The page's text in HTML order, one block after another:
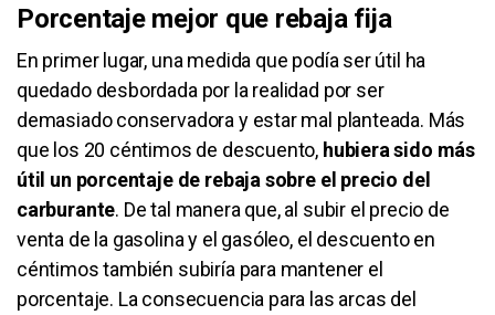
Porcentaje mejor que rebaja fija
En primer lugar, una medida que podía ser útil ha
quedado desbordada por la realidad por ser
demasiado conservadora y estar mal planteada. Más
que los 20 céntimos de descuento, hubiera sido más
útil un porcentaje de rebaja sobre el precio del
carburante. De tal manera que, al subir el precio de
venta de la gasolina y el gasóleo, el descuento en
céntimos también subiría para mantener el
porcentaje. La consecuencia para las arcas del